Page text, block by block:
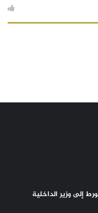
إلى وزير الداخلية